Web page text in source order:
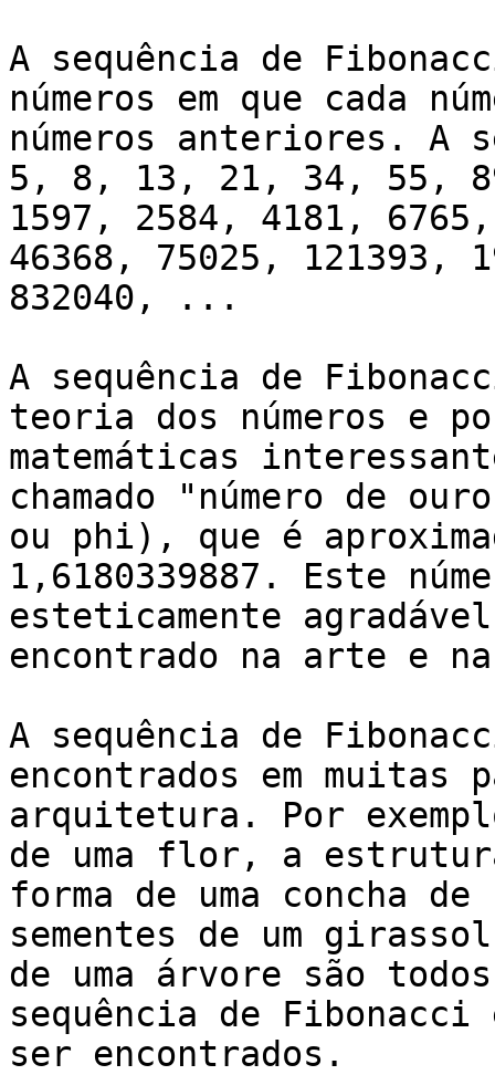
A sequência de
números em que cada
números anteriores.
5, 8, 13, 21, 34, 55,
1597, 2584, 4181,
46368, 75025, 121393,
832040, ...
A sequência de
teoria dos números e
matemáticas
chamado "número de
ou phi), que é
1,6180339887. Este
esteticamente
encontrado na arte e
A sequência de
encontrados em
arquitetura. Por
de uma flor, a
forma de uma concha
sementes de um
de uma árvore são
sequência de Fibonacci
ser encontrados.